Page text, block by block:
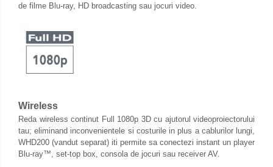
de filme Blu-ray, HD broadcasting sau jocuri video.
Wireless
Reda wireless continut Full 1080p 3D cu ajutorul videoproiectorului
tau; eliminand inconvenientele si costurile in plus a cablurilor lungi,
WHD200 (vandut separat) iti permite sa conectezi instant un player
Blu-ray™, set-top box, consola de jocuri sau receiver AV.